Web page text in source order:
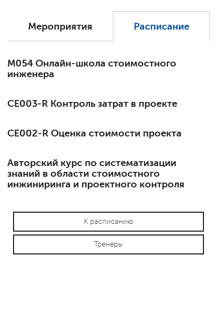
Мероприятия Расписание
М054 Онлайн-школа стоимостного
инженера
СЕ003-R Контроль затрат в проекте
СЕ002-R Оценка стоимости проекта
Авторский курс по систематизации
знаний в области стоимостного
инжиниринга и проектного контроля
К расписанию
Тренеры